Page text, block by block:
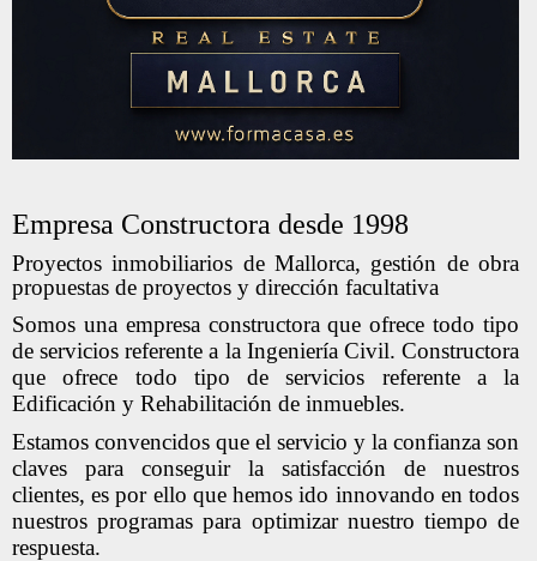
Empresa Constructora desde 1998
Proyectos inmobiliarios de Mallorca, gestión de obra
propuestas de proyectos y dirección facultativa
Somos una empresa constructora que ofrece todo tipo
de servicios referente a la Ingeniería Civil. Constructora
que ofrece todo tipo de servicios referente a la
Edificación y Rehabilitación de inmuebles.
Estamos convencidos que el servicio y la confianza son
claves para conseguir la satisfacción de nuestros
clientes, es por ello que hemos ido innovando en todos
nuestros programas para optimizar nuestro tiempo de
respuesta.